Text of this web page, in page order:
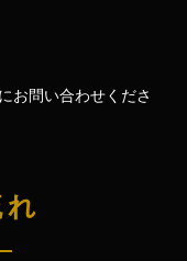
お問い合わせくださ